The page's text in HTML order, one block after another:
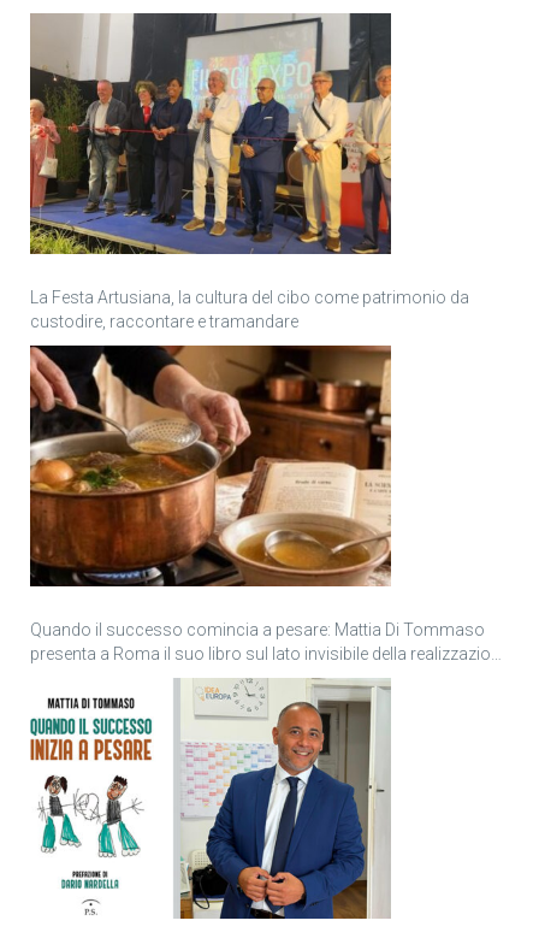
La Festa Artusiana, la cultura del cibo come patrimonio da
custodire, raccontare e tramandare
Quando il successo comincia a pesare: Mattia Di Tommaso
presenta a Roma il suo libro sul lato invisibile della realizzazione